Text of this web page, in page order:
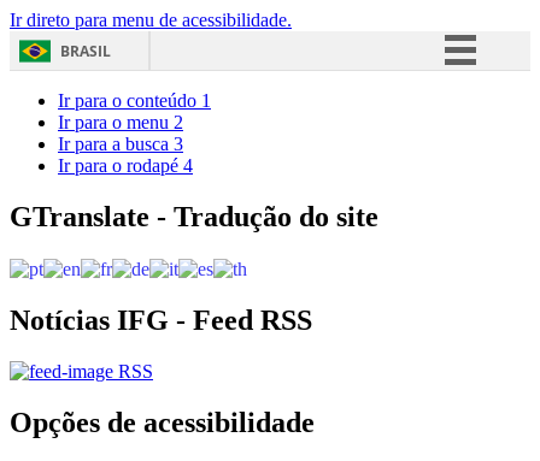
Ir direto para menu de acessibilidade.
BRASIL
Acesso à informação
Ir para o conteúdo 1
Ir para o menu 2
Ir para a busca 3
Ir para o rodapé 4
GTranslate - Tradução do site
Notícias IFG - Feed RSS
RSS
Opções de acessibilidade